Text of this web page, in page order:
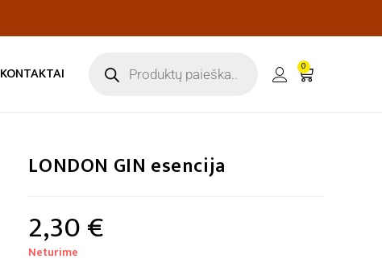
KONTAKTAI 0
LONDON GIN esencija
2,30€
Neturime